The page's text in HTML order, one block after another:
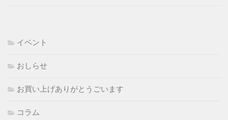
イベント
おしらせ
お買い上げありがとうごいます
コラム